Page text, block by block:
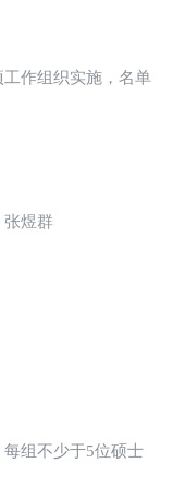
工作组织实施，名单
张煜群
每组不少于5位硕士